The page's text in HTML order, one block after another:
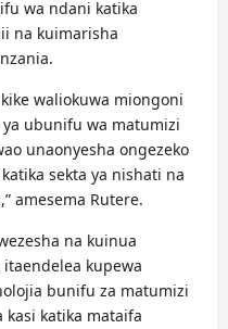
wa ndani katika
na kuimarisha
waliokuwa miongoni
ubunifu wa matumizi
unaonyesha ongezeko
sekta ya nishati na
amesema Rutere.
na kuinua
kupewa
bunifu za matumizi
katika mataifa